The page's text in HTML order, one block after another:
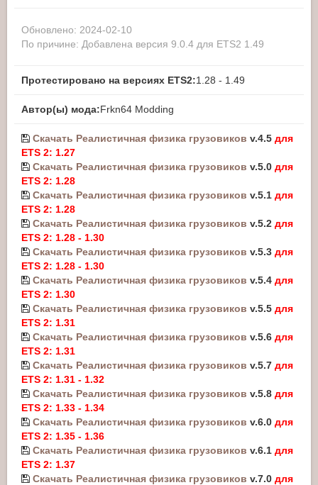
Обновлено: 2024-02-10
По причине: Добавлена версия 9.0.4 для ETS2 1.49
Протестировано на версиях ETS2:1.28 - 1.49
Автор(ы) мода:Frkn64 Modding
Скачать Реалистичная физика грузовиков v.4.5 для
ETS 2: 1.27
Скачать Реалистичная физика грузовиков v.5.0 для
ETS 2: 1.28
Скачать Реалистичная физика грузовиков v.5.1 для
ETS 2: 1.28
Скачать Реалистичная физика грузовиков v.5.2 для
ETS 2: 1.28 - 1.30
Скачать Реалистичная физика грузовиков v.5.3 для
ETS 2: 1.28 - 1.30
Скачать Реалистичная физика грузовиков v.5.4 для
ETS 2: 1.30
Скачать Реалистичная физика грузовиков v.5.5 для
ETS 2: 1.31
Скачать Реалистичная физика грузовиков v.5.6 для
ETS 2: 1.31
Скачать Реалистичная физика грузовиков v.5.7 для
ETS 2: 1.31 - 1.32
Скачать Реалистичная физика грузовиков v.5.8 для
ETS 2: 1.33 - 1.34
Скачать Реалистичная физика грузовиков v.6.0 для
ETS 2: 1.35 - 1.36
Скачать Реалистичная физика грузовиков v.6.1 для
ETS 2: 1.37
Скачать Реалистичная физика грузовиков v.7.0 для